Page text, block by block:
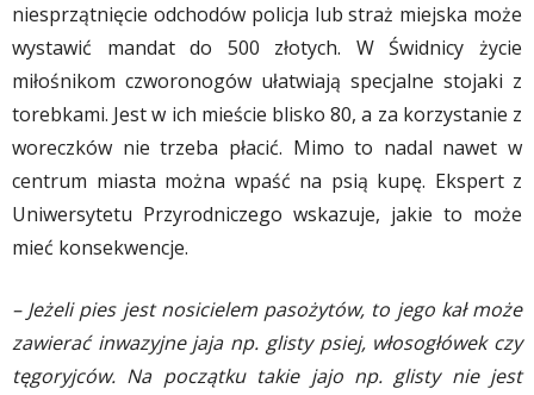
niesprzątnięcie odchodów policja lub straż miejska może
wystawić mandat do 500 złotych. W Świdnicy życie
miłośnikom czworonogów ułatwiają specjalne stojaki z
torebkami. Jest w ich mieście blisko 80, a za korzystanie z
woreczków nie trzeba płacić. Mimo to nadal nawet w
centrum miasta można wpaść na psią kupę. Ekspert z
Uniwersytetu Przyrodniczego wskazuje, jakie to może
mieć konsekwencje.
– Jeżeli pies jest nosicielem pasożytów, to jego kał może
zawierać inwazyjne jaja np. glisty psiej, włosogłówek czy
tęgoryjców. Na początku takie jajo np. glisty nie jest